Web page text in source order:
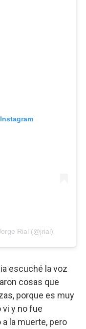
Rial (@jrial)
escuché la voz
cosas que
porque es muy
vi y no fue
la muerte, pero